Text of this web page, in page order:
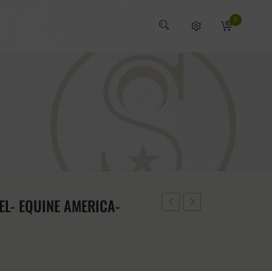
0
EQUINE AMERICA-